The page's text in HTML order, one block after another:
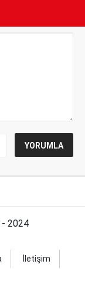
- 2024
İletişim